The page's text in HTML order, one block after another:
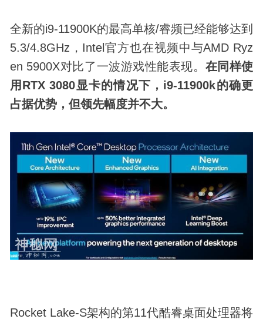
全新的i9-11900K的最高单核/睿频已经能够达到
5.3/4.8GHz，Intel官方也在视频中与AMD Ryz
en 5900X对比了一波游戏性能表现。 在同样使
用RTX 3080显卡的情况下，i9-11900k的确更
占据优势，但领先幅度并不大。
Rocket Lake-S架构的第11代酷睿桌面处理器将